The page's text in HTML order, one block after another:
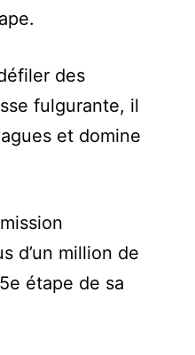
des
fulgurante, il
et domine
d’un million de
étape de sa